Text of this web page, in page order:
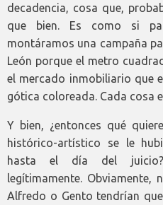
decadencia, cosa que,
que bien. Es como si
montáramos una campaña
León porque el metro
el mercado inmobiliario que
gótica coloreada. Cada cosa
Y bien, ¿entonces qué
histórico-artístico se le
hasta el día del
legítimamente. Obviamente,
Alfredo o Gento tendrían